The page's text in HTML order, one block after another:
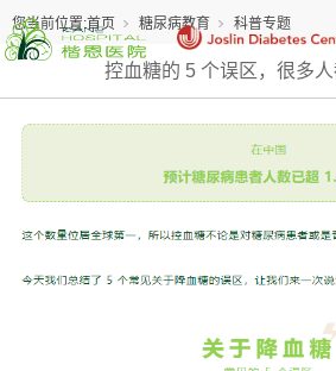
您当前位置:首页 糖尿病教育 科普专题
控血糖的 5 个误区，很多人